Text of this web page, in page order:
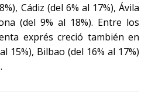
Cádiz (del 6% al 17%), Ávila
(del 9% al 18%). Entre los
exprés creció también en
15%), Bilbao (del 16% al 17%)